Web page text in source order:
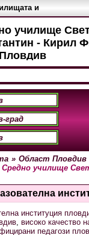
училище
- Кирил
и
в България
» Област Пловдив
Средно училище
институция
, високо качество
педагози